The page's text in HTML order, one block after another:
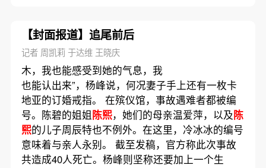
【封面报道】追尾前后
记者 周凯莉 于达维 王晓庆
木，我也能感受到她的气息，我
也能认出来”，杨峰说，何况妻子手上还有一枚卡
地亚的订婚戒指。 在殡仪馆，事故遇难者都被编
号。陈碧的姐姐陈熙，她们的母亲温爱萍，以及陈
熙的儿子周辰特也不例外。在这里，冷冰冰的编号
意味着与亲人永别。 截至发稿，官方称此次事故
共造成40人死亡。杨峰则坚称还要加上一个生